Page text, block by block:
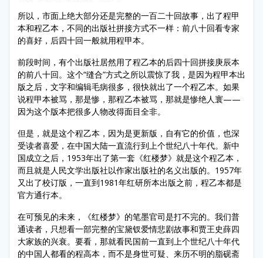
所以，市面上绝大部分还是完整的一百二十回故事，出了程甲
本和程乙本，不同的出版社拼接方式不一样：前八十回看专家
的喜好，后四十回一般就用程甲本。
前段时间，有个出版社居然用了程乙本的后四十回拼接庚辰本
的前八十回。这个“缝合”方式之所以震惊了我，是因为程甲本出
版之后，文字和编辑毛病很多，很快就出了一个程乙本。如果
说程甲本被骂，那是惨，那程乙本被骂，那就是惨绝人寰——
因为这个版本把很多人物改得面目全非。
但是，就是这个程乙本，因为是更新版，自有它的价值，也深
受读者喜爱，在中国大陆一直流行到上个世纪八十年代。新中
国成立之后，1953年出了第一套《红楼梦》就是这个程乙本，
而且就是人民文学出版社以作家出版社的名义出版的。1957年
又出了校订版，一直到1981年红研所本出版之前，程乙本都是
官方通行本。
在可预见的未来，《红楼梦》的笔墨官司是打不完的。我们普
通读者，只想看一部完整的宝黛钗爱情悲剧故事和贾王史薛四
大家族的兴衰。要看，那就看民国前一直到上个世纪八十年代
的中国人都看的程高本，而不是身世可疑、来历不明的脂砚斋